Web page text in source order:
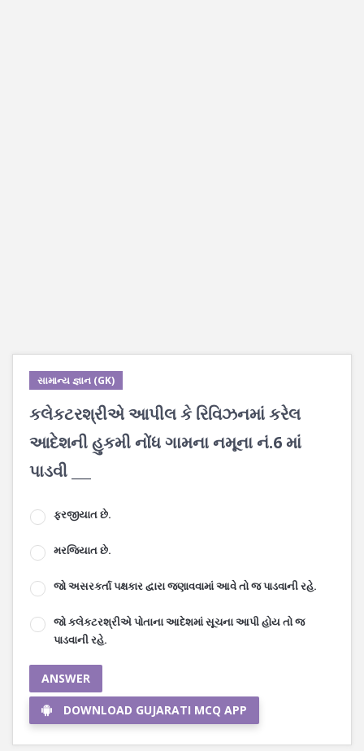
સામાન્ય જ્ઞાન (GK)
કલેકટરશ્રીએ આપીલ કે રિવિઝનમાં કરેલ
આદેશની હુકમી નોંધ ગામના નમૂના નં.6 માં
પાડવી ___
ફરજીયાત છે.
મરજિયાત છે.
જો અસરકર્તા પક્ષકાર દ્વારા જણાવવામાં આવે તો જ પાડવાની રહે.
જો કલેકટરશ્રીએ પોતાના આદેશમાં સૂચના આપી હોય તો જ
પાડવાની રહે.
ANSWER
DOWNLOAD GUJARATI MCQ APP